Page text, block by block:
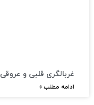
غربالگری قلبی و عروقی
ادامه مطلب »